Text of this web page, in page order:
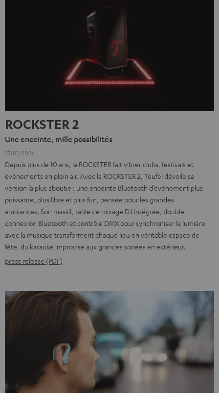
ROCKSTER 2
Une enceinte, mille possibilités
27/01/2026
Depuis plus de 10 ans, la ROCKSTER fait vibrer clubs, festivals et
événements en plein air. Avec la ROCKSTER 2, Teufel dévoile sa
version la plus aboutie : une enceinte Bluetooth d’événement plus
puissante, plus libre et plus fun, pensée pour les grandes
ambiances. Son massif, table de mixage DJ intégrée, double
connexion Bluetooth et contrôle DMX pour synchroniser la lumière
avec la musique transforment chaque lieu en véritable espace de
fête, du karaoké improvisé aux grandes soirées en extérieur.
press release (PDF)